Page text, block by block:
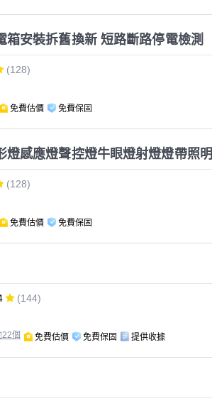
箱安裝拆舊換新 短路斷路停電檢測
(128)
免費估價 免費保固
燈感應燈聲控燈牛眼燈射燈燈帶照
(128)
免費估價 免費保固
(144)
22個 免費估價 免費保固 提供收據